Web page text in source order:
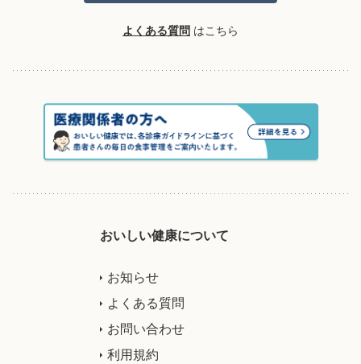
よくある質問 はこちら
おいしい健康について
お知らせ
よくある質問
お問い合わせ
利用規約